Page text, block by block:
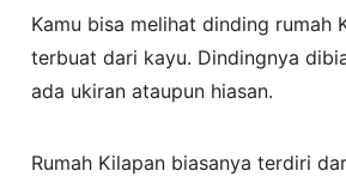
Kamu bisa melihat dinding rumah
terbuat dari kayu. Dindingnya
ada ukiran ataupun hiasan.
Rumah Kilapan biasanya terdiri